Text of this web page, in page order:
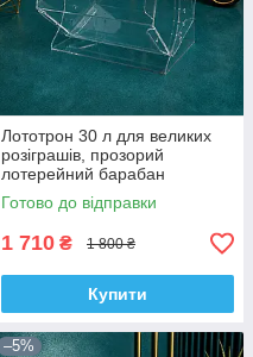
Лототрон 30 л для великих
розіграшів, прозорий
лотерейний барабан
Готово до відправки
1 710 ₴ 1 800 ₴
Купити
–5%